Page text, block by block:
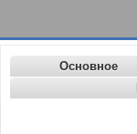
Основное